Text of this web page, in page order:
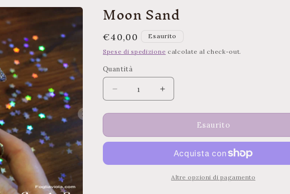
Moon Sand
Prezzo
di
listino
€40,00 Esaurito
Spese di spedizione calcolate al check-out.
Quantità
Quantità
Diminuisci
quantità
per
Sand
Aumenta
quantità
per
Sand
Esaurito
Altre opzioni di pagamento